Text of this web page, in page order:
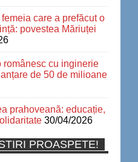
care a prefăcut o
povestea Măriuței
românesc cu inginerie
de 50 de milioane
prahoveană: educație,
30/04/2026
PROASPETE!